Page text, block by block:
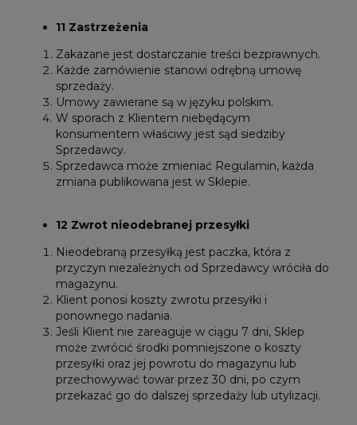
11 Zastrzeżenia
Zakazane jest dostarczanie treści bezprawnych.
Każde zamówienie stanowi odrębną umowę
sprzedaży.
Umowy zawierane są w języku polskim.
W sporach z Klientem niebędącym
konsumentem właściwy jest sąd siedziby
Sprzedawcy.
Sprzedawca może zmieniać Regulamin, każda
zmiana publikowana jest w Sklepie.
12 Zwrot nieodebranej przesyłki
Nieodebraną przesyłką jest paczka, która z
przyczyn niezależnych od Sprzedawcy wróciła do
magazynu.
Klient ponosi koszty zwrotu przesyłki i
ponownego nadania.
Jeśli Klient nie zareaguje w ciągu 7 dni, Sklep
może zwrócić środki pomniejszone o koszty
przesyłki oraz jej powrotu do magazynu lub
przechowywać towar przez 30 dni, po czym
przekazać go do dalszej sprzedaży lub utylizacji.